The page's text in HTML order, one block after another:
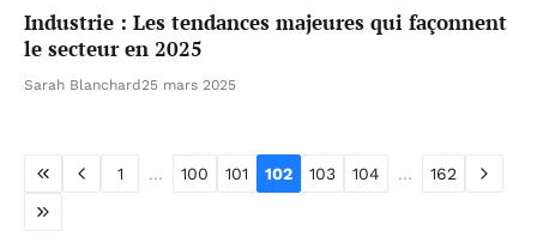
Industrie : Les tendances majeures qui façonnent
le secteur en 2025
Sarah Blanchard 25 mars 2025
1 ... 100 101 102 103 104 ... 162